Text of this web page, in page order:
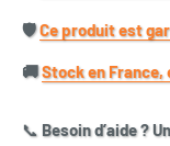
🛡️​Ce produit est
🚚​Stock en
📞 Besoin d’aide ?